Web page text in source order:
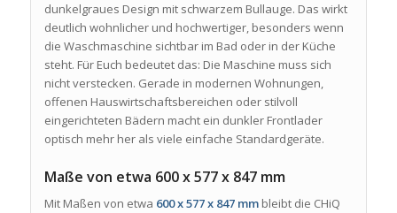
dunkelgraues Design mit schwarzem Bullauge. Das wirkt
deutlich wohnlicher und hochwertiger, besonders wenn
die Waschmaschine sichtbar im Bad oder in der Küche
steht. Für Euch bedeutet das: Die Maschine muss sich
nicht verstecken. Gerade in modernen Wohnungen,
offenen Hauswirtschaftsbereichen oder stilvoll
eingerichteten Bädern macht ein dunkler Frontlader
optisch mehr her als viele einfache Standardgeräte.
Maße von etwa 600 x 577 x 847 mm
Mit Maßen von etwa 600 x 577 x 847 mmbleibt die CHiQ